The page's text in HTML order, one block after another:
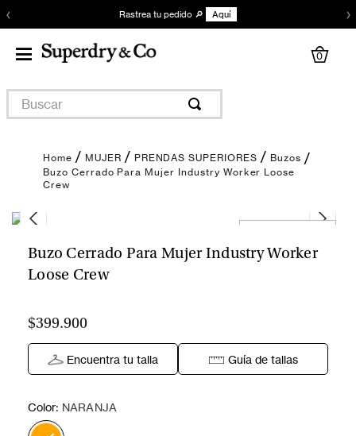
‹ Rastrea tu pedido 🔎 Aquí ›
0
Buscar
MUJER PRENDAS SUPERIORES
Buzos
Buzo Cerrado Para Mujer Industry Worker Loose
Crew
Buzo Cerrado Para Mujer Industry Worker
Loose Crew
$399.900
Encuentra tu talla Guía de tallas
Color: NARANJA